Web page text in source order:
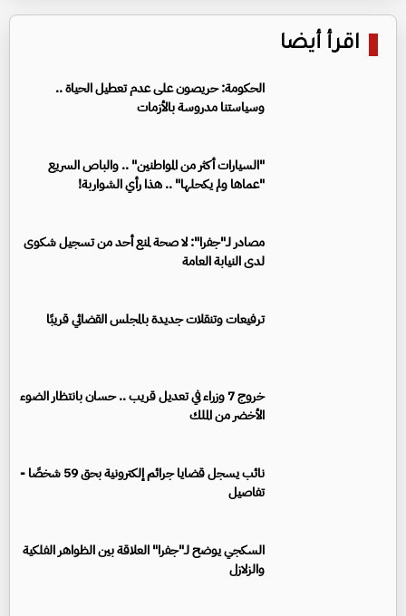
اقرأ أيضا
الحكومة: حريصون على عدم تعطيل الحياة ..
وسياستنا مدروسة بالأزمات
"السيارات أكثر من المواطنين" .. والباص السريع
"عماها ولم يكحلها" .. هذا رأي الشواربة!
مصادر لـ"جفرا": لا صحة لمنع أحد من تسجيل شكوى
لدى النيابة العامة
ترفيعات وتنقلات جديدة بالمجلس القضائي قريبًا
خروج 7 وزراء في تعديل قريب .. حسان بانتظار الضوء
الأخضر من الملك
نائب يسجل قضايا جرائم إلكترونية بحق 59 شخصًا -
تفاصيل
السكجي يوضح لـ"جفرا" العلاقة بين الظواهر الفلكية
والزلازل